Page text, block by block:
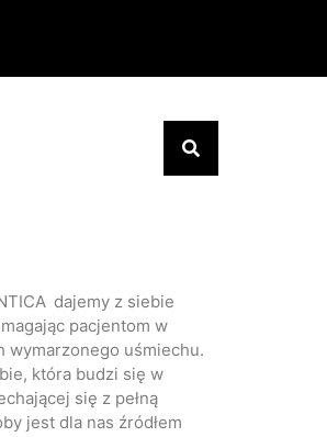
dajemy z siebie
pacjentom w
wymarzonego uśmiechu.
która budzi się w
się z pełną
jest dla nas źródłem